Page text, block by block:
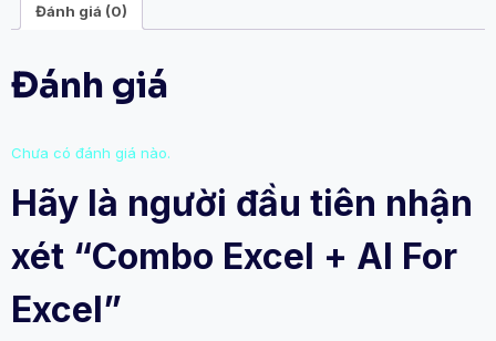
Đánh giá (0)
Đánh giá
Chưa có đánh giá nào.
Hãy là người đầu tiên nhận
xét “Combo Excel + AI For
Excel”